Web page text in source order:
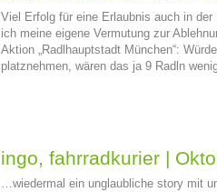
Viel Erfolg für eine Erlaubnis auch in
ich meine eigene Vermutung zur
Aktion „Radlhauptstadt München“:
platznehmen, wären das ja 9 Radln
ingo, fahrradkurier |
…wiedermal ein unglaubliche story mit